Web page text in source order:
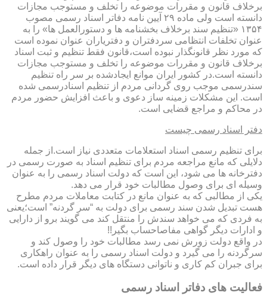
برخلاف قانون و مقررات موضوعه را تخلف و مستوجب مجازات
دانسته است ولی ماده ۲۹ آیین نامه دفاتر اسناد رسمی مصوب
۱۳۵۴ «تنظیم سند برخلاف بخشنامه ها و دستورالعمل ها» را به
عنوان تخلفات انتظامی سردفتران و دفتریاران عنوان نموده است
که مورد نظر قانونگذار نبوده است،قانون فقط تنظیم و ثبت اسناد
برخلاف قانون و مقررات موضوعه را تخلف و مستوجب مجازات
دانسته است.در کشور ایران موانع ایجادشده بر سر راه تنظیم
سندرسمی موجب روی گردانی مردم از تنظیم اسنادرسمی شده
است. این مشکلات زمینه ساز دعوی و باعث افزایش حضور مردم
در محاکم و مراجع قضایی است.
دفتر اسناد رسمی چیست
برای تنظیم رسمی اسناد استعلامات متعددی نیاز است.از جمله
دلایلی که مانع مراجعه مردم برای تنظیم اسناد به صورت رسمی در
دفترخانه ها می شود، این است که دولت اسناد رسمی را به عنوان
وسیله ای برای وصول مطالبات خود قرار می دهد.
یکی از مطالبی که به عنوان مانع در کتابت معاملات مردم مطرح
هست تبدیل شدن سند رسمی برای دولت به “سر گردنه” است؛یعنی
به فردی که می خواهد سندش را منتقل کند می گویند برو از دارایی
و ادارات دیگر گواهی مفاصاحساب بگیر!!
در واقع دولت زورش نمی رسد مطالبات خود را وصول کند و
سرگردنه را می گیرد و دولت اسناد رسمی را به عنوان راهکاری
برای جبران کم کاری و ناتوانی دستگاه های دیگر قرار داده است.
فعالیت های دفاتر اسناد رسمی